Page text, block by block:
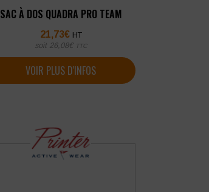
SAC À DOS QUADRA PRO TEAM
21,73€ HT
soit 26,08€ TTC
VOIR PLUS D'INFOS